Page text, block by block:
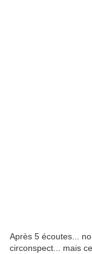
Après 5 écoutes...
circonspect... mais